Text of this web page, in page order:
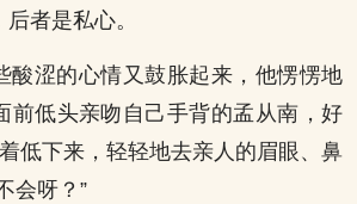
者是私心。
酸涩的心情又鼓胀起来，他愣愣地
前低头亲吻自己手背的孟从南，好
低下来，轻轻地去亲人的眉眼、鼻
会呀？”